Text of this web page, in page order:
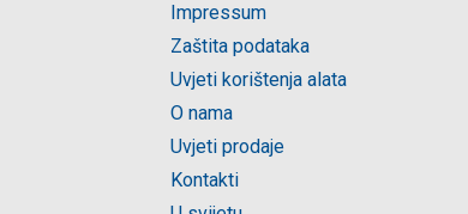
Impressum
Zaštita podataka
Uvjeti korištenja alata
O nama
Uvjeti prodaje
Kontakti